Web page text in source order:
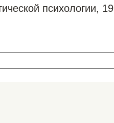
психологии,